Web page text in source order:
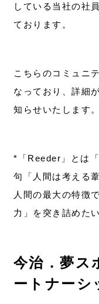
している当社の社
ております。
こちらのコミュニ
なっており、詳細
知らせいたします。
*「Reeder」とは
句「人間は考える
人間の最大の特徴
力」を突き詰めた
今治．夢ス
ートナーシ